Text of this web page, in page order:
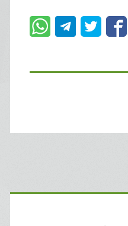
Primary
Sidebar